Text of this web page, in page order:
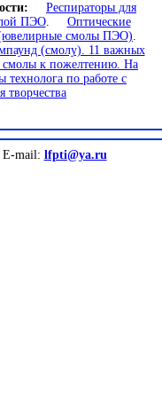
Респираторы для
ПЭО. Оптические
смолы ПЭО).
(смолу). 11 важных
смолы к пожелтению. На
технолога по работе с
E-mail: lfpti@ya.ru